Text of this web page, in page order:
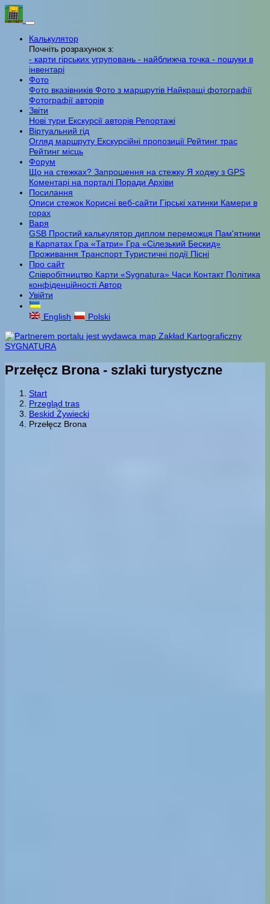
Калькулятор
Почніть розрахунок з:
- карти гірських угруповань - найближча точка - пошуки в
інвентарі
Фото
Фото вказівників Фото з маршрутів Найкращі фотографії
Фотографії авторів
Звіти
Нові тури Екскурсії авторів Репортажі
Віртуальний гід
Огляд маршруту Екскурсійні пропозиції Рейтинг трас
Рейтинг місць
Форум
Що на стежках? Запрошення на стежку Я ходжу з GPS
Коментарі на порталі Поради Архіви
Посилання
Описи стежок Корисні веб-сайти Гірські хатинки Камери в
горах
Варя
GSB Простий калькулятор диплом переможця Пам'ятники
в Карпатах Гра «Татри» Гра «Сілезький Бескид»
Проживання ТранспортТуристичні події Пісні
Про сайт
Співробітництво Карти «Sygnatura» Часи Контакт Політика
конфіденційності Автор
Увійти
English Polski
Przełęcz Brona - szlaki turystyczne
Start
Przegląd tras
Beskid Żywiecki
Przełęcz Brona